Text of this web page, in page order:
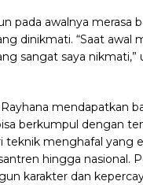
pada awalnya merasa
dinikmati. “Saat awal
sangat saya nikmati,”
mendapatkan
berkumpul dengan
teknik menghafal yang
hingga nasional.
karakter dan